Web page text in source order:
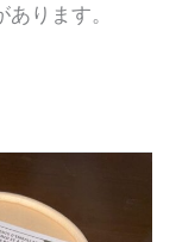
ります。